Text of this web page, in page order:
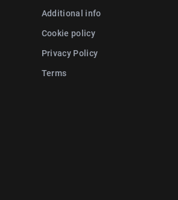
Additional info
Cookie policy
Privacy Policy
Terms